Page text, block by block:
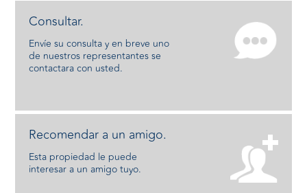
Consultar.
Envíe su consulta y en breve uno
de nuestros representantes se
contactara con usted.
Recomendar a un amigo.
Esta propiedad le puede
interesar a un amigo tuyo.